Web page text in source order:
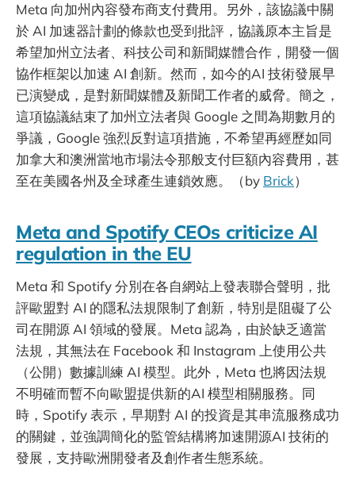
Meta 向加州內容發布商支付費用。另外，該協議中關
於 AI 加速器計劃的條款也受到批評，協議原本主旨是
希望加州立法者、科技公司和新聞媒體合作，開發一個
協作框架以加速 AI 創新。然而，如今的AI 技術發展早
已演變成，是對新聞媒體及新聞工作者的威脅。簡之，
這項協議結束了加州立法者與 Google 之間為期數月的
爭議，Google 強烈反對這項措施，不希望再經歷如同
加拿大和澳洲當地市場法令那般支付巨額內容費用，甚
至在美國各州及全球產生連鎖效應。（by Brick）
Meta and Spotify CEOs criticize AI
regulation in the EU
Meta 和 Spotify 分別在各自網站上發表聯合聲明，批
評歐盟對 AI 的隱私法規限制了創新，特別是阻礙了公
司在開源 AI 領域的發展。Meta 認為，由於缺乏適當
法規，其無法在 Facebook 和 Instagram 上使用公共
（公開）數據訓練 AI 模型。此外，Meta 也將因法規
不明確而暫不向歐盟提供新的AI 模型相關服務。同
時，Spotify 表示，早期對 AI 的投資是其串流服務成功
的關鍵，並強調簡化的監管結構將加速開源AI 技術的
發展，支持歐洲開發者及創作者生態系統。